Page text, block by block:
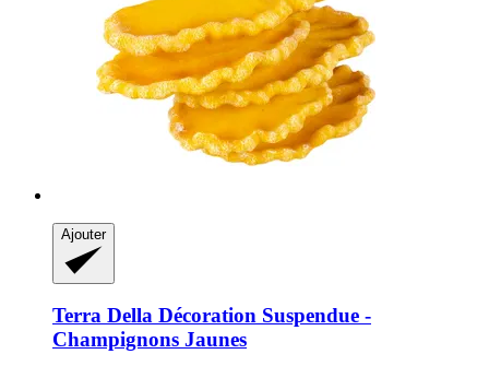
Ajouter
Terra Della Décoration Suspendue -​
Champignons Jaunes